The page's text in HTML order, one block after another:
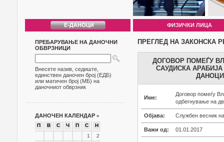
ФИЗИЧКИ ЛИЦА
ПРЕБАРУВАЊЕ НА ДАНОЧНИ
ОБВРЗНИЦИ
Внесете назив, седиште,
единствен даночен број (ЕДБ)
или матичен број (МБ) на
даночниот обврзник
ДАНОЧЕН КАЛЕНДАР »
П В С Ч П С
Н
1
2
ПРЕГЛЕД НА ЗАКОНСКА
ДОГОВОР ПОМЕЃУ
САУДИСКА
Име:
Договор помеѓу
одбегнување на
Објава: Службен весник
Важи од: 01.01.2017